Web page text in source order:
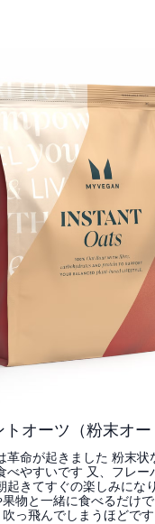
オーツ（粉末オー
革命が起きました 粉末状
べやすいです 又、フレー
起きてすぐの楽しみにな
果物と一緒に食べるだけ
吹っ飛んでしまうほどです